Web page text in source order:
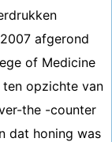
afgerond
of Medicine
opzichte van
the -counter
dat honing was